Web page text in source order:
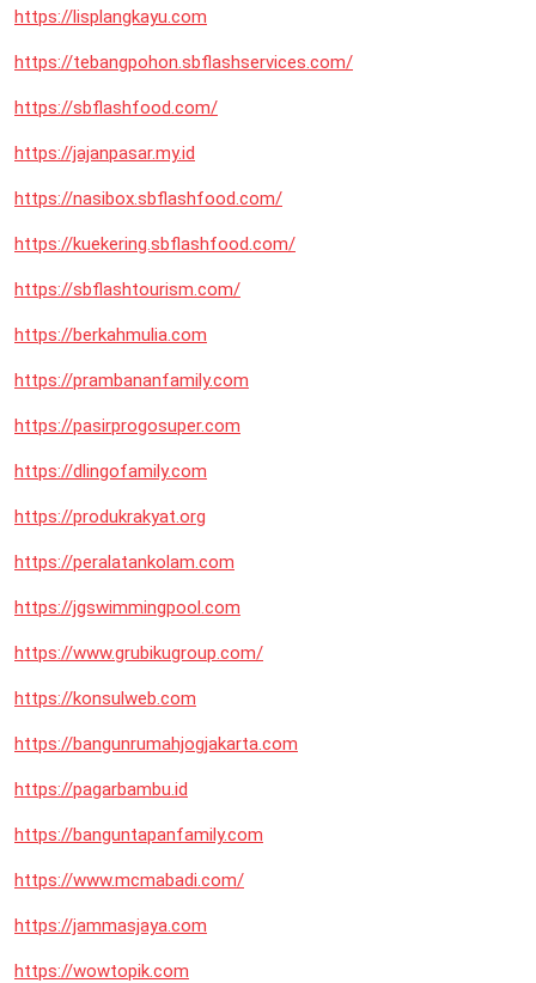
https://lisplangkayu.com
https://tebangpohon.sbflashservices.com/
https://sbflashfood.com/
https://jajanpasar.my.id
https://nasibox.sbflashfood.com/
https://kuekering.sbflashfood.com/
https://sbflashtourism.com/
https://berkahmulia.com
https://prambananfamily.com
https://pasirprogosuper.com
https://dlingofamily.com
https://produkrakyat.org
https://peralatankolam.com
https://jgswimmingpool.com
https://www.grubikugroup.com/
https://konsulweb.com
https://bangunrumahjogjakarta.com
https://pagarbambu.id
https://banguntapanfamily.com
https://www.mcmabadi.com/
https://jammasjaya.com
https://wowtopik.com